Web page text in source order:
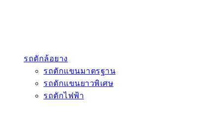
รถตักล้อยาง
รถตักแขนมาตรฐาน
รถตักแขนยาวพิเศษ
รถตักไฟฟ้า